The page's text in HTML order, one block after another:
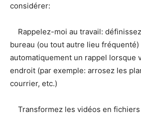
considérer:
Rappelez-moi au travail:
bureau (ou tout autre lieu fréquenté)
automatiquement un rappel lorsque
endroit (par exemple: arrosez les
courrier, etc.)
Transformez les vidéos en